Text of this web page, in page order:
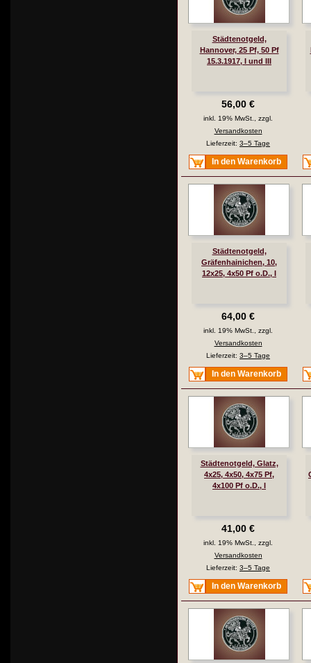
Städtenotgeld,
Hannover, 25 Pf, 50 Pf
15.3.1917, I und III
56,00 €
inkl. 19% MwSt., zzgl.
Versandkosten
Lieferzeit: 3–5 Tage
In den Warenkorb
Städtenotgeld,
Gräfenhainichen, 10,
12x25, 4x50 Pf o.D., I
64,00 €
inkl. 19% MwSt., zzgl.
Versandkosten
Lieferzeit: 3–5 Tage
In den Warenkorb
Städtenotgeld, Glatz,
4x25, 4x50, 4x75 Pf,
4x100 Pf o.D., I
41,00 €
inkl. 19% MwSt., zzgl.
Versandkosten
Lieferzeit: 3–5 Tage
In den Warenkorb